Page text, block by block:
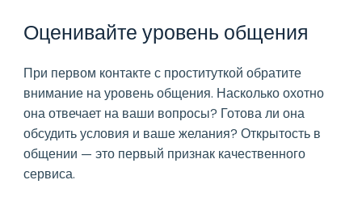
Оценивайте уровень общения
При первом контакте с проституткой обратите
внимание на уровень общения. Насколько охотно
она отвечает на ваши вопросы? Готова ли она
обсудить условия и ваше желания? Открытость в
общении — это первый признак качественного
сервиса.